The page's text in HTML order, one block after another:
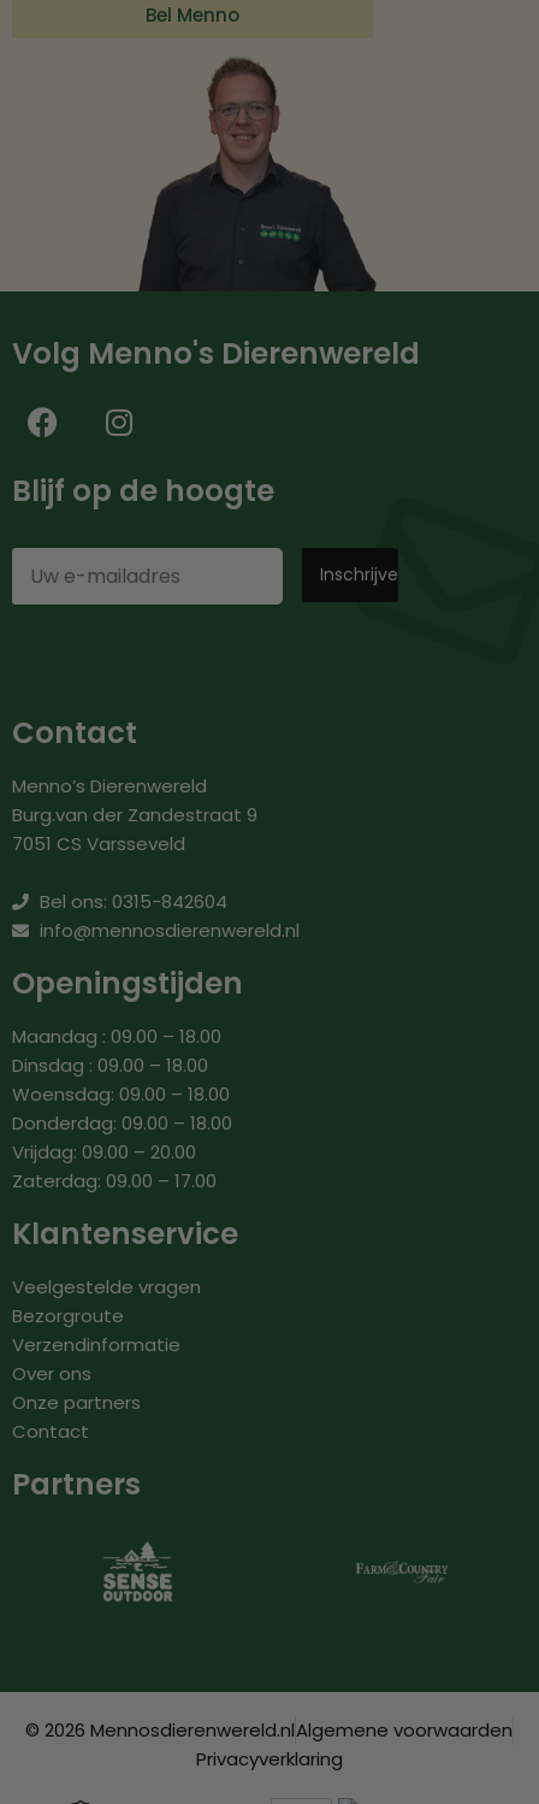
Bel Menno
Volg Menno's Dierenwereld
Blijf op de hoogte
Contact
Menno’s Dierenwereld
Burg.van der Zandestraat 9
7051 CS Varsseveld
Bel ons: 0315-842604
info@mennosdierenwereld.nl
Openingstijden
Maandag : 09.00 – 18.00
Dinsdag : 09.00 – 18.00
Woensdag: 09.00 – 18.00
Donderdag: 09.00 – 18.00
Vrijdag: 09.00 – 20.00
Zaterdag: 09.00 – 17.00
Klantenservice
Veelgestelde vragen
Bezorgroute
Verzendinformatie
Over ons
Onze partners
Contact
Partners
© 2026 Mennosdierenwereld.nlAlgemene voorwaarden
Privacyverklaring